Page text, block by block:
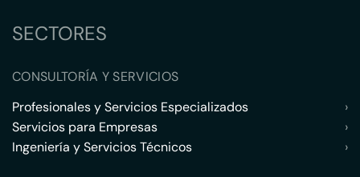
SECTORES
CONSULTORÍA Y SERVICIOS
Profesionales y Servicios Especializados
›
Servicios para Empresas
›
Ingeniería y Servicios Técnicos
›